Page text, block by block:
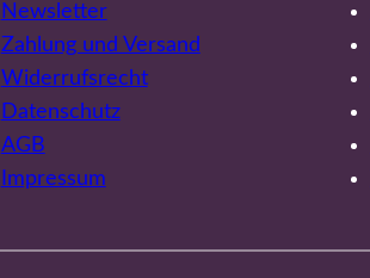
Newsletter
Zahlung und Versand
Widerrufsrecht
Datenschutz
AGB
Impressum